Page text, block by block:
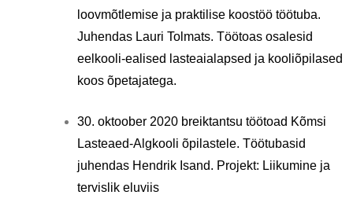
loovmõtlemise ja praktilise koostöö töötuba.
Juhendas Lauri Tolmats. Töötoas osalesid
eelkooli-ealised lasteaialapsed ja kooliõpilased
koos õpetajatega.
30. oktoober 2020 breiktantsu töötoad Kõmsi
Lasteaed-Algkooli õpilastele. Töötubasid
juhendas Hendrik Isand. Projekt: Liikumine ja
tervislik eluviis